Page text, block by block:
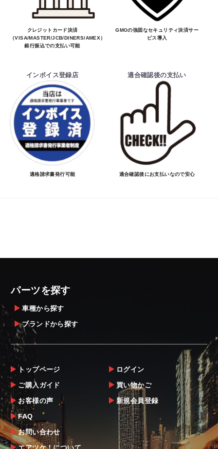
クレジットカード決済
（VISA/MASTER/JCB/DINERS/AMEX）、
銀行振込での支払い可能
GMOの強固なセキュリティ決済サー
ビス導入
インボイス登録店
適格請求書発行可能
適合確認後の支払い
適合確認後にお支払いなので安心
パーツを探す
車種から探す
ブランドから探す
トップページ
ご購入ガイド
お客様の声
FAQ
お問い合わせ
ログイン
買い物かご
新規会員登録